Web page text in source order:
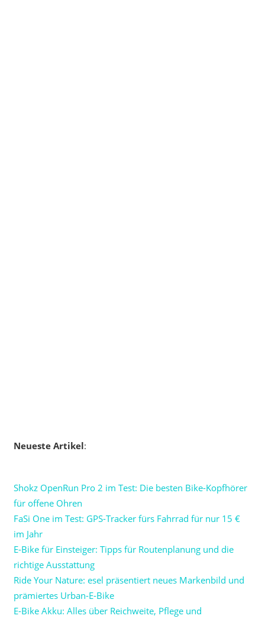
Neueste Artikel:
Shokz OpenRun Pro 2 im Test: Die besten Bike-Kopfhörer
für offene Ohren
FaSi One im Test: GPS-Tracker fürs Fahrrad für nur 15 €
im Jahr
E-Bike für Einsteiger: Tipps für Routenplanung und die
richtige Ausstattung
Ride Your Nature: esel präsentiert neues Markenbild und
prämiertes Urban-E-Bike
E-Bike Akku: Alles über Reichweite, Pflege und